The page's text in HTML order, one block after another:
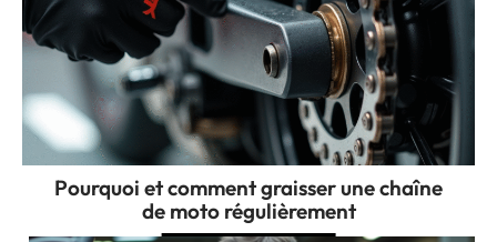
Pourquoi et comment graisser une chaîne
de moto régulièrement